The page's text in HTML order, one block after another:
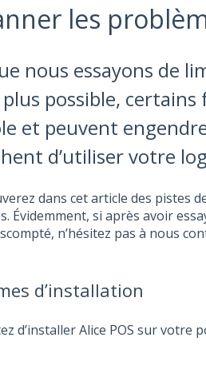
les
nous essayons de
plus possible,
et peuvent
d’utiliser votre
dans cet article des pistes
Évidemment, si après avoir
n’hésitez pas à nous
d’installation
d’installer Alice POS sur votre